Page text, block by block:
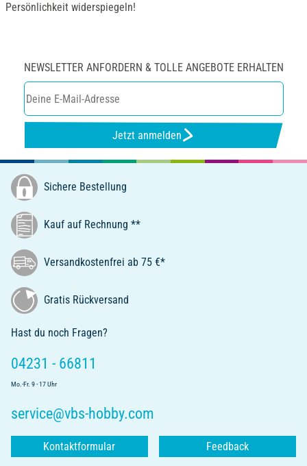
Persönlichkeit widerspiegeln!
NEWSLETTER ANFORDERN & TOLLE ANGEBOTE ERHALTEN
Jetzt anmelden
Sichere Bestellung
Kauf auf Rechnung **
Versandkostenfrei ab 75 €*
Gratis Rückversand
Hast du noch Fragen?
04231 - 66811
Mo.-Fr. 9 - 17 Uhr
service@vbs-hobby.com
Kontaktformular Feedback